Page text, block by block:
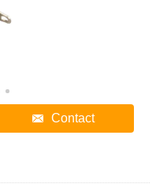
Contact